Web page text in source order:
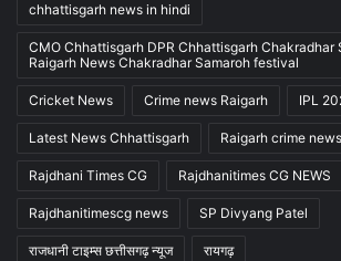
chhattisgarh news in hindi
CMO Chhattisgarh DPR Chhattisgarh Chakradhar
Raigarh News Chakradhar Samaroh festival
Cricket News Crime news Raigarh IPL
Latest News Chhattisgarh Raigarh crime news
Rajdhani Times CG Rajdhanitimes CG NEWS
Rajdhanitimescg news SP Divyang Patel
राजधानी टाइम्स छत्तीसगढ़ न्यूज रायगढ़